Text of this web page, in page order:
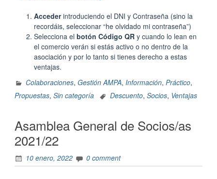
Accederintroduciendo el DNI y Contraseña (sino la
recordáis, seleccionar “he olvidado mi contraseña”)
Selecciona el botón Código QR y cuando lo lean en
el comercio verán si estás activo o no dentro de la
asociación y por lo tanto si tienes derecho a estas
ventajas.
Colaboraciones, Gestión AMPA, Información, Práctico,
Propuestas, Sin categoría Descuento, Socios, Ventajas
Asamblea General de Socios/as
2021/22
10 enero, 2022 0 comment